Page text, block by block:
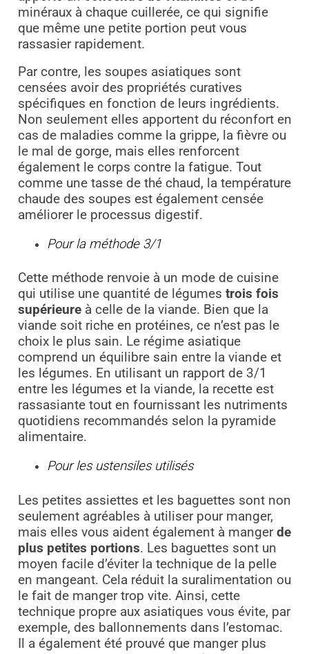
minéraux à chaque cuillerée, ce qui signifie
que même une petite portion peut vous
rassasier rapidement.
Par contre, les soupes asiatiques sont
censées avoir des propriétés curatives
spécifiques en fonction de leurs ingrédients.
Non seulement elles apportent du réconfort en
cas de maladies comme la grippe, la fièvre ou
le mal de gorge, mais elles renforcent
également le corps contre la fatigue. Tout
comme une tasse de thé chaud, la température
chaude des soupes est également censée
améliorer le processus digestif.
Pour la méthode 3/1
Cette méthode renvoie à un mode de cuisine
qui utilise une quantité de légumes trois fois
supérieureà celle de la viande. Bien que la
viande soit riche en protéines, ce n’est pas le
choix le plus sain. Le régime asiatique
comprend un équilibre sain entre la viande et
les légumes. En utilisant un rapport de 3/1
entre les légumes et la viande, la recette est
rassasiante tout en fournissant les nutriments
quotidiens recommandés selon la pyramide
alimentaire.
Pour les ustensiles utilisés
Les petites assiettes et les baguettes sont non
seulement agréables à utiliser pour manger,
mais elles vous aident également à mangerde
plus petites portions. Les baguettes sont un
moyen facile d’éviter la technique de la pelle
en mangeant. Cela réduit la suralimentation ou
le fait de manger trop vite. Ainsi, cette
technique propre aux asiatiques vous évite, par
exemple, des ballonnements dans l’estomac.
Il a également été prouvé que manger plus